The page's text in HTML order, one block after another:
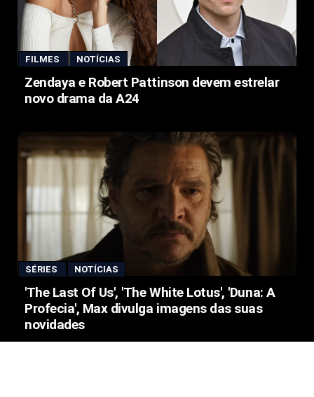
FILMES NOTÍCIAS
Zendaya e Robert Pattinson devem estrelar
novo drama da A24
SÉRIES NOTÍCIAS
'The Last Of Us', 'The White Lotus', 'Duna: A
Profecia', Max divulga imagens das suas
novidades